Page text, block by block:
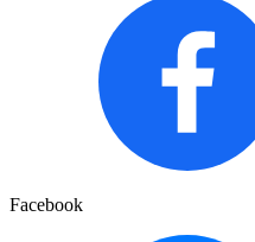
Facebook